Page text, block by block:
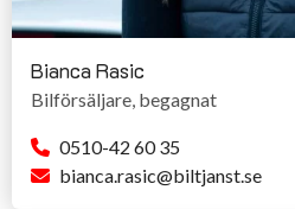
Bianca Rasic
Bilförsäljare, begagnat
0510-42 60 35
bianca.rasic@biltjanst.se